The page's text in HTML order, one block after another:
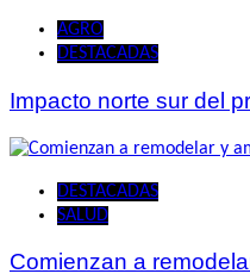
AGRO
DESTACADAS
Impacto norte sur del
DESTACADAS
SALUD
Comienzan a